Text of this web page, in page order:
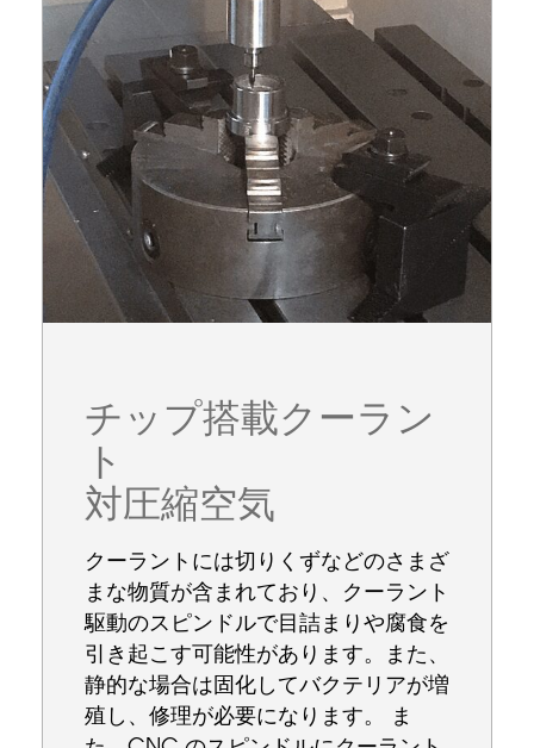
チップ搭載クーラン
ト
対圧縮空気
クーラントには切りくずなどのさまざ
まな物質が含まれており、クーラント
駆動のスピンドルで目詰まりや腐食を
引き起こす可能性があります。また、
静的な場合は固化してバクテリアが増
殖し、修理が必要になります。 ま